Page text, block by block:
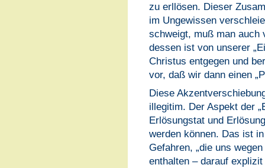
zu erllösen. Dieser
im Ungewissen
schweigt, muß man auch
dessen ist von unserer
Christus entgegen und
vor, daß wir dann einen
Diese
illegitim. Der Aspekt der
Erlösungstat und
werden können. Das ist
Gefahren, „die uns
enthalten – darauf